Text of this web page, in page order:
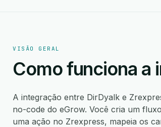
VISÃO GERAL
Como funciona a
A integração entre DirDyalk e
no-code do eGrow. Você cria um
uma ação no Zrexpress, mapeia os